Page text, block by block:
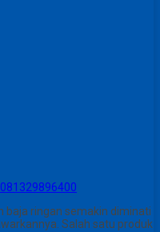
baja ringan semakin diminati
Salah satu produk